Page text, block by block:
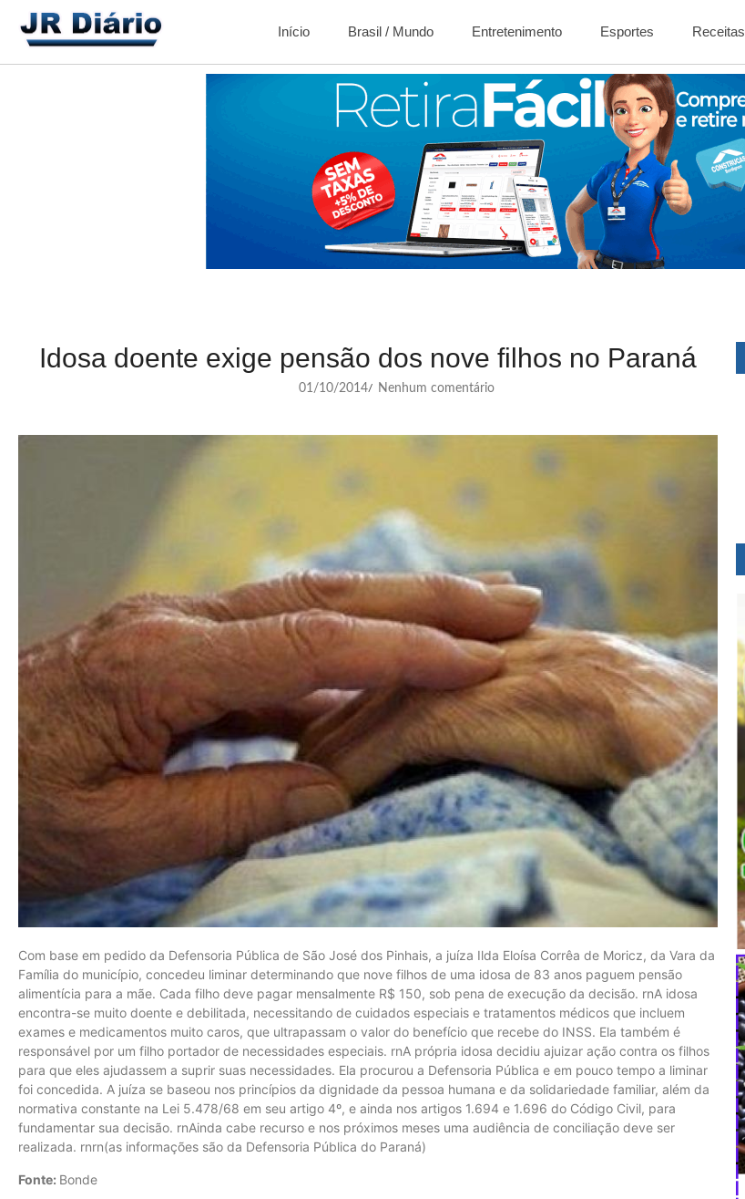
Início Brasil / Mundo Entretenimento Esportes Receitas
Idosa doente exige pensão dos nove filhos no Paraná
01/10/2014/ Nenhum comentário
Com base em pedido da Defensoria Pública de São José dos Pinhais, a juíza Ilda Eloísa Corrêa de Moricz, da Vara da
Família do município, concedeu liminar determinando que nove filhos de uma idosa de 83 anos paguem pensão
alimentícia para a mãe. Cada filho deve pagar mensalmente R$ 150, sob pena de execução da decisão. rnA idosa
encontra-se muito doente e debilitada, necessitando de cuidados especiais e tratamentos médicos que incluem
exames e medicamentos muito caros, que ultrapassam o valor do benefício que recebe do INSS. Ela também é
responsável por um filho portador de necessidades especiais. rnA própria idosa decidiu ajuizar ação contra os filhos
para que eles ajudassem a suprir suas necessidades. Ela procurou a Defensoria Pública e em pouco tempo a liminar
foi concedida. A juíza se baseou nos princípios da dignidade da pessoa humana e da solidariedade familiar, além da
normativa constante na Lei 5.478/68 em seu artigo 4º, e ainda nos artigos 1.694 e 1.696 do Código Civil, para
fundamentar sua decisão. rnAinda cabe recurso e nos próximos meses uma audiência de conciliação deve ser
realizada. rnrn(as informações são da Defensoria Pública do Paraná)
Fonte: Bonde